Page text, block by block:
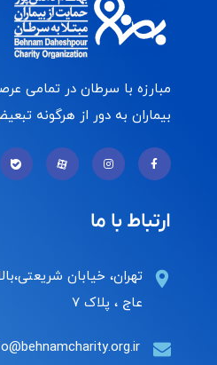
مبارزه با سرطان در تمامی
بیماران به دور از هرگونه
ارتباط با ما
تهران، خیابان
عاج ، پلاک ۷